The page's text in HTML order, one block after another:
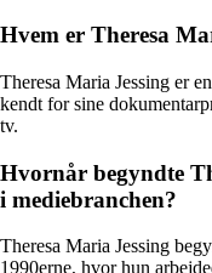
Hvem er Theresa
Theresa Maria Jessing er
kendt for sine
tv.
Hvornår begyndte
i mediebranchen?
Theresa Maria Jessing
1990erne, hvor hun